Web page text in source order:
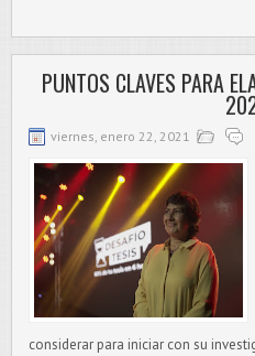
PUNTOS CLAVES PARA
viernes, enero 22, 2021
considerar para iniciar con su